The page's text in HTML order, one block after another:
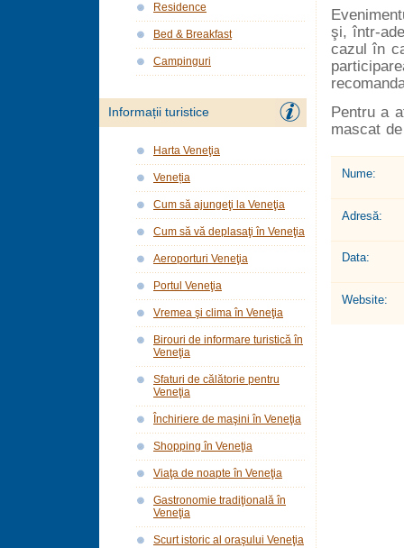
şi, într-
cazul în
Pentru a
mascat
Nume:
Adresă:
Data:
Website:
Residence
Bed & Breakfast
Campinguri
Informații turistice
Harta Veneţia
Veneția
Cum să ajungeţi la Veneţia
Cum să vă deplasaţi în Veneţia
Aeroporturi Veneţia
Portul Veneţia
Vremea şi clima în Veneţia
Birouri de informare turistică în
Veneţia
Sfaturi de călătorie pentru
Veneţia
Închiriere de maşini în Veneţia
Shopping în Veneţia
Viaţa de noapte în Veneţia
Gastronomie tradiţională în
Veneţia
Scurt istoric al oraşului Veneţia